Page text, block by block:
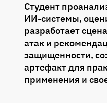
Студент
ИИ-системы,
разработает
атак и
защищенности,
артефакт для
применения и